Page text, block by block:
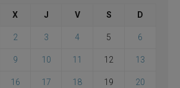
X J V S D
2 3 4 5 6
9 10 11 12 13
16 17 18 19 20